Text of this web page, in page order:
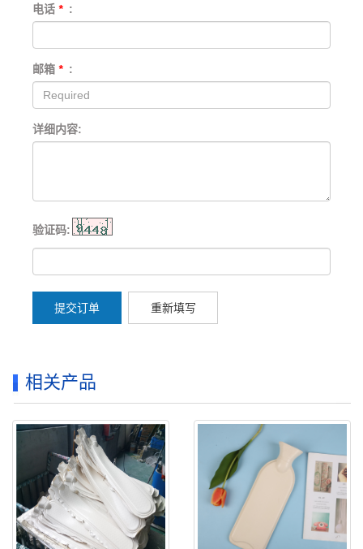
电话 * :
邮箱 * :
详细内容:
验证码:
提交订单 重新填写
相关产品